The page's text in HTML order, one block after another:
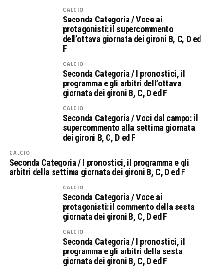
CALCIO
Seconda Categoria / Voce ai
protagonisti: il supercommento
dell’ottava giornata dei gironi B, C, D ed
F
CALCIO
Seconda Categoria / I pronostici, il
programma e gli arbitri dell’ottava
giornata dei gironi B, C, D ed F
CALCIO
Seconda Categoria / Voci dal campo: il
supercommento alla settima giornata
dei gironi B, C, D ed F
CALCIO
Seconda Categoria / I pronostici, il programma e gli
arbitri della settima giornata dei gironi B, C, D ed F
CALCIO
Seconda Categoria / Voce ai
protagonisti: il commento della sesta
giornata dei gironi B, C, D ed F
CALCIO
Seconda Categoria / I pronostici, il
programma e gli arbitri della sesta
giornata dei gironi B, C, D ed F